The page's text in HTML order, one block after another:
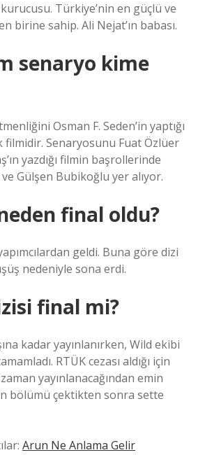
Türkiye’nin en güçlü ve
birine sahip. Ali Nejat’ın babası.
senaryo kime
Osman F. Seden’in yaptığı
filmidir. Senaryosunu Fuat Özlüer
yazdığı filmin başrollerinde
Gülşen Bubikoğlu yer alıyor.
final oldu?
geldi. Buna göre dizi
nedeniyle sona erdi.
final mi?
kadar yayınlanırken, Wild ekibi
RTÜK cezası aldığı için
yayınlanacağından emin
bölümü çektikten sonra sette
Arun Ne Anlama Gelir